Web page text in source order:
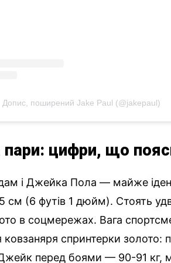
Допис, поширений Jake Paul (@jakepaul)
пари: цифри, що
і Джейка Пола — майже
см (6 футів 1 дюйм). Стоять
в соцмережах. Вага
спринтерки золото:
перед боями — 90-91 кг,